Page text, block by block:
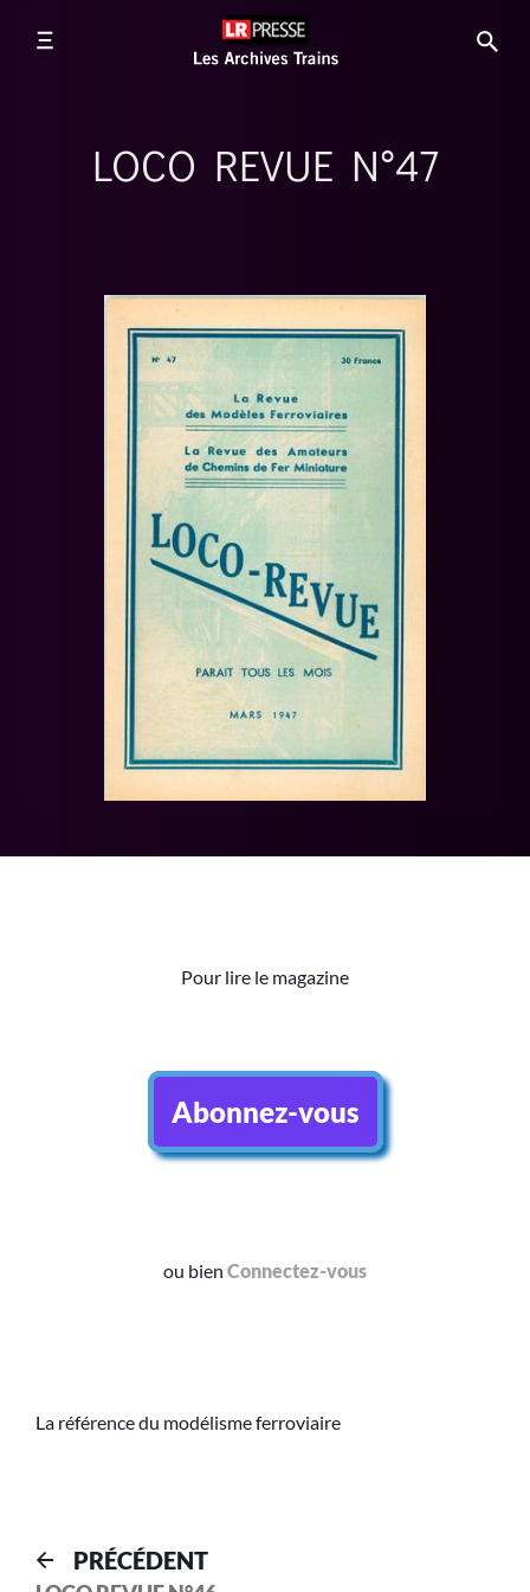
LOCO REVUE N°47
Pour lire le magazine
Abonnez-vous
ou bien Connectez-vous
La référence du modélisme ferroviaire
PRÉCÉDENT